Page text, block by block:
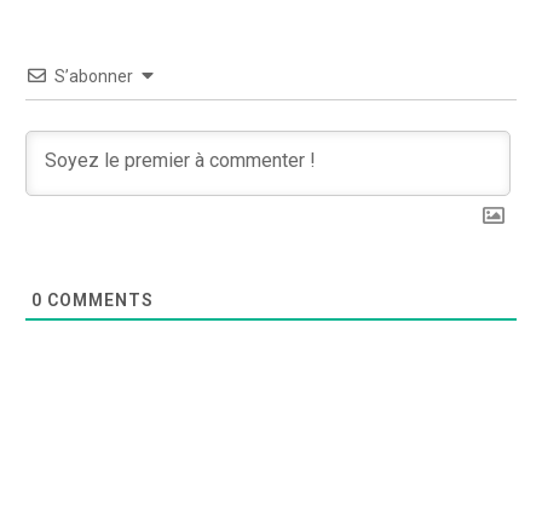
S’abonner
0 COMMENTS